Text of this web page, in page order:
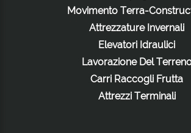
Movimento Terra-
Attrezzature Invernali
Elevatori Idraulici
Lavorazione Del
Carri Raccogli Frutta
Attrezzi Terminali